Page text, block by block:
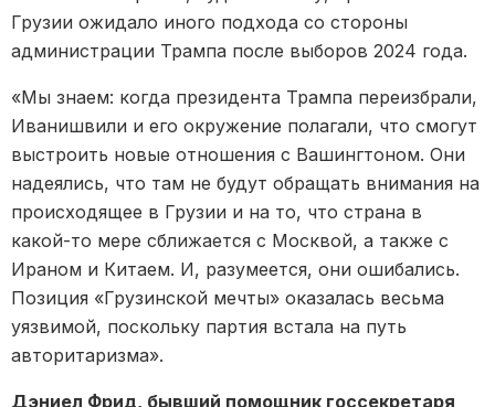
Грузии ожидало иного подхода со стороны
администрации Трампа после выборов 2024 года.
«Мы знаем: когда президента Трампа переизбрали,
Иванишвили и его окружение полагали, что смогут
выстроить новые отношения с Вашингтоном. Они
надеялись, что там не будут обращать внимания на
происходящее в Грузии и на то, что страна в
какой-то мере сближается с Москвой, а также с
Ираном и Китаем. И, разумеется, они ошибались.
Позиция «Грузинской мечты» оказалась весьма
уязвимой, поскольку партия встала на путь
авторитаризма».
Дэниел Фрид, бывший помощник госсекретаря